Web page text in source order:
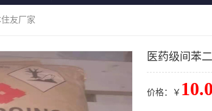
友厂家
医药级间苯
价格：￥